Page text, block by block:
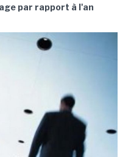
par rapport à l'an